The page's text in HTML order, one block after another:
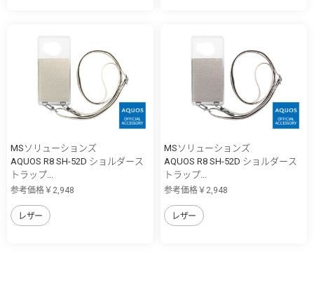
MSソリューションズ
AQUOS R8 SH-52D ショルダース
トラップ...
参考価格￥2,948
レザー
MSソリューションズ
AQUOS R8 SH-52D ショルダース
トラップ...
参考価格￥2,948
レザー